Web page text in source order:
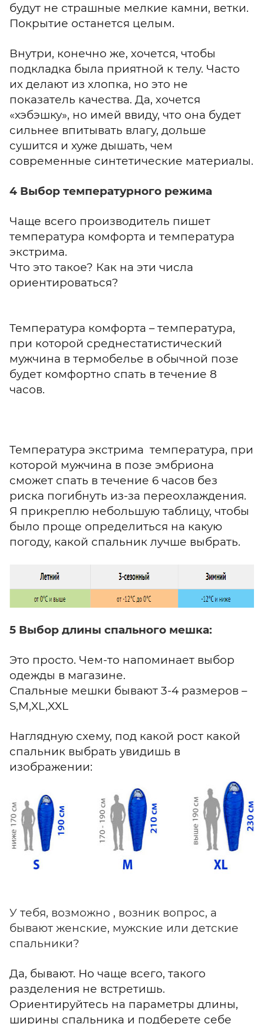
будут не страшные мелкие камни, ветки.
Покрытие останется целым.
Внутри, конечно же, хочется, чтобы
подкладка была приятной к телу. Часто
их делают из хлопка, но это не
показатель качества. Да, хочется
«хэбэшку», но имей ввиду, что она будет
сильнее впитывать влагу, дольше
сушится и хуже дышать, чем
современные синтетические материалы.
4 Выбор температурного режима
Чаще всего производитель пишет
температура комфорта и температура
экстрима.
Что это такое? Как на эти числа
ориентироваться?
Температура комфорта – температура,
при которой среднестатистический
мужчина в термобелье в обычной позе
будет комфортно спать в течение 8
часов.
Температура экстрима температура, при
которой мужчина в позе эмбриона
сможет спать в течение 6 часов без
риска погибнуть из-за переохлаждения.
Я прикреплю небольшую таблицу, чтобы
было проще определиться на какую
погоду, какой спальник лучше выбрать.
5 Выбор длины спального мешка:
Это просто. Чем-то напоминает выбор
одежды в магазине.
Спальные мешки бывают 3-4 размеров –
S,M,XL,XXL
Наглядную схему, под какой рост какой
спальник выбрать увидишь в
изображении:
У тебя, возможно , возник вопрос, а
бывают женские, мужские или детские
спальники?
Да, бывают. Но чаще всего, такого
разделения не встретишь.
Ориентируйтесь на параметры длины,
ширины спальника и подберете себе